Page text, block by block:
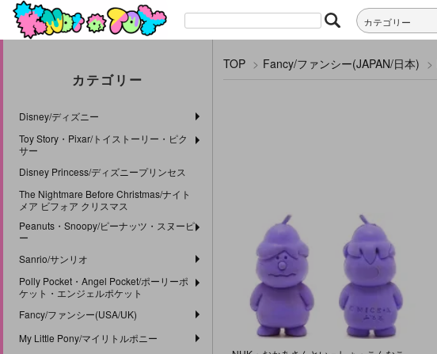
カテゴリー
Disney/ディズニー
Toy Story・Pixar/トイストーリー・ピク
サー
Disney Princess/ディズニープリンセス
The Nightmare Before Christmas/ナイト
メア ビフォア クリスマス
Peanuts・Snoopy/ピーナッツ・スヌーピ
ー
Sanrio/サンリオ
Polly Pocket・Angel Pocket/ポーリーポ
ケット・エンジェルポケット
Fancy/ファンシー(USA/UK)
My Little Pony/マイリトルポニー
TOP > Fancy/ファンシー(JAPAN/日本) >